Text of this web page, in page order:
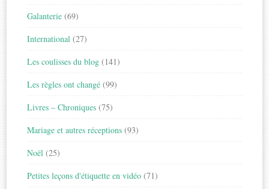
Galanterie (69)
International (27)
Les coulisses du blog (141)
Les règles ont changé (99)
Livres – Chroniques (75)
Mariage et autres réceptions (93)
Noël (25)
Petites leçons d'étiquette en vidéo (71)